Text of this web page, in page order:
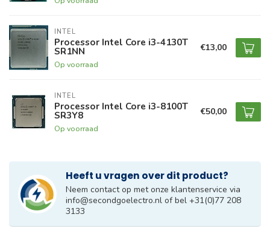
INTEL
Processor Intel Core i3-4130T
SR1NN
Op voorraad
€13,00
INTEL
Processor Intel Core i3-8100T
SR3Y8
Op voorraad
€50,00
Heeft u vragen over dit product?
Neem contact op met onze klantenservice via
info@secondgoelectro.nl of bel +31(0)77 208
3133